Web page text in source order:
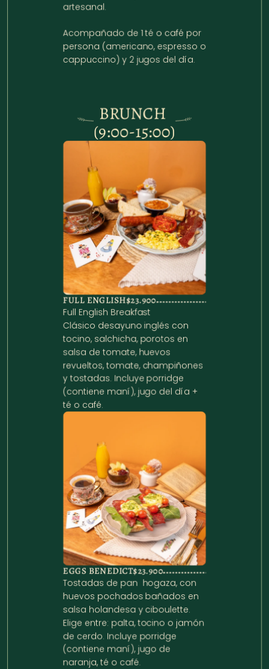
artesanal.
Acompañado de 1 té o café por
persona (americano, espresso o
cappuccino) y 2 jugos del día.
BRUNCH
(9:00-15:00)
FULL ENGLISH$23.900
Full English Breakfast
Clásico desayuno inglés con
tocino, salchicha, porotos en
salsa de tomate, huevos
revueltos, tomate, champiñones
y tostadas. Incluye porridge
(contiene maní), jugo del día +
té o café.
EGGS BENEDICT$23.900
Tostadas de pan  hogaza, con
huevos pochados bañados en
salsa holandesa y ciboulette.
Elige entre: palta, tocino o jamón
de cerdo. Incluye porridge
(contiene maní), jugo de
naranja, té o café.